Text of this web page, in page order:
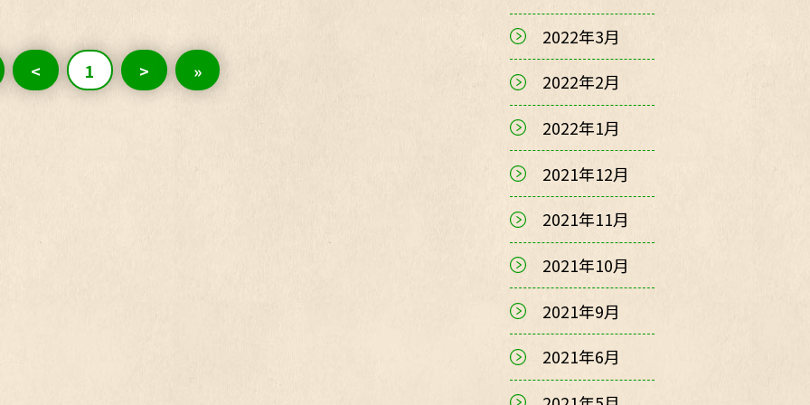
< 1 > »
2022年3月
2022年2月
2022年1月
2021年12月
2021年11月
2021年10月
2021年9月
2021年6月